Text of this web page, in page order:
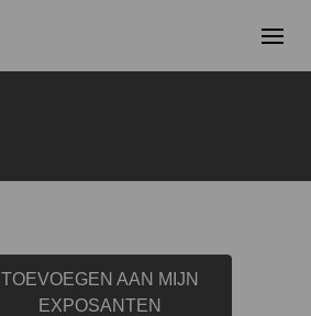
TOEVOEGEN AAN MIJN
EXPOSANTEN